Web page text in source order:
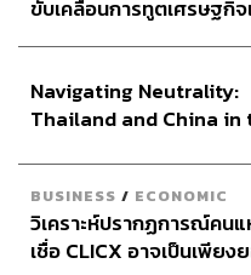
ขับเคลื่อนการทูตเศรษฐกิจ
Navigating Neutrality:
Thailand and China in
BUSINESS / ECONOMIC
วิเคราะห์ปรากฏการณ์คน
เชื่อ CLICX อาจเป็นเพียง